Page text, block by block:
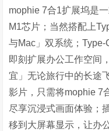
mophie 7合1扩展坞是
M1芯片；当然搭配上
与Mac 」双系统；Type-
即刻扩展办公工作空间
宜」无论旅行中的长途
影片，只需将mophie 7
尽享沉浸式画面体验；
移到大屏幕显示，让办